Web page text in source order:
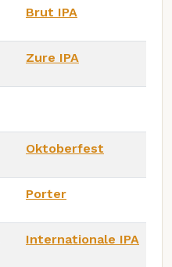
Brut IPA
Zure IPA
Oktoberfest
Porter
Internationale IPA